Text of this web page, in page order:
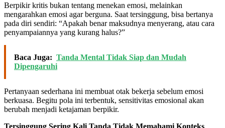
Berpikir kritis bukan tentang menekan emosi, melainkan
mengarahkan emosi agar berguna. Saat tersinggung, bisa bertanya
pada diri sendiri: “Apakah benar maksudnya menyerang, atau cara
penyampaiannya yang kurang halus?”
Baca Juga: Tanda Mental Tidak Siap dan Mudah
Dipengaruhi
Pertanyaan sederhana ini membuat otak bekerja sebelum emosi
berkuasa. Begitu pola ini terbentuk, sensitivitas emosional akan
berubah menjadi ketajaman berpikir.
Tersinggung Sering Kali Tanda Tidak Memahami Konteks